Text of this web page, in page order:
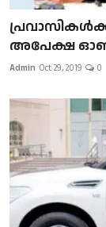
അപേക്ഷ
Admin Oct 29, 2019 0